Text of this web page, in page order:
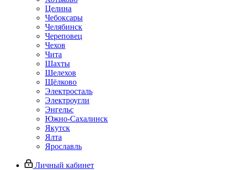
Целина
Чебоксары
Челябинск
Череповец
Чехов
Чита
Шахты
Шелехов
Щёлково
Электросталь
Электроугли
Энгельс
Южно-Сахалинск
Якутск
Ялта
Ярославль
Личный кабинет